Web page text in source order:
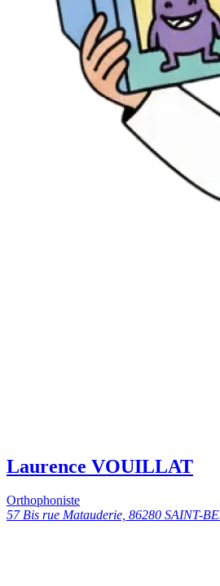
Laurence VOUILLAT
Orthophoniste
57 Bis rue Matauderie, 86280 SAINT-